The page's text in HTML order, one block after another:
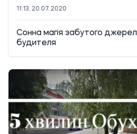
11:13, 20.07.2020
Сонна магія забутого
будителя